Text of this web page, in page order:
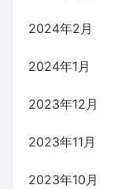
2024年2月
2024年1月
2023年12月
2023年11月
2023年10月